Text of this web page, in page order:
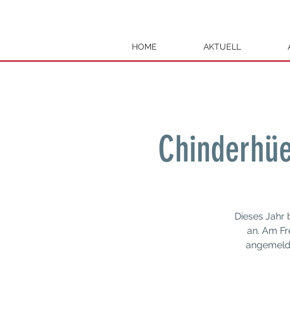
HOME AKTUELL
Dieses Jahr
an. Am